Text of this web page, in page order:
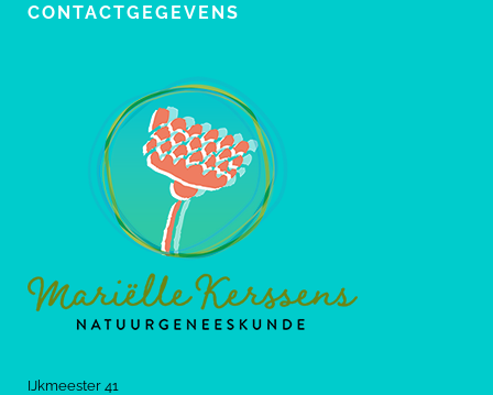
CONTACTGEGEVENS
IJkmeester 41